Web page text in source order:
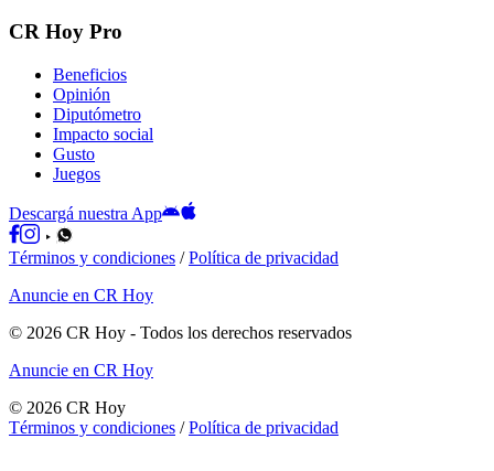
CR Hoy Pro
Beneficios
Opinión
Diputómetro
Impacto social
Gusto
Juegos
Descargá nuestra App
Términos y condiciones /Política de privacidad
Anuncie en CR Hoy
© 2026 CR Hoy - Todos los derechos reservados
Anuncie en CR Hoy
© 2026 CR Hoy
Términos y condiciones /Política de privacidad